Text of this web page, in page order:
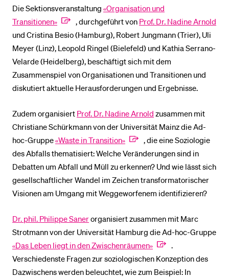
Die Sektionsveranstaltung «Organisation und
Transitionen»
, durchgeführt von Prof. Dr. Nadine Arnold
und Cristina Besio (Hamburg), Robert Jungmann (Trier), Uli
Meyer (Linz), Leopold Ringel (Bielefeld) und Kathia Serrano-
Velarde (Heidelberg), beschäftigt sich mit dem
Zusammenspiel von Organisationen und Transitionen und
diskutiert aktuelle Herausforderungen und Ergebnisse.
Zudem organisiert Prof. Dr. Nadine Arnold zusammen mit
Christiane Schürkmann von der Universität Mainz die Ad-
hoc-Gruppe«Waste in Transition»
, die eine Soziologie
des Abfalls thematisiert: Welche Veränderungen sind in
Debatten um Abfall und Müll zu erkennen? Und wie lässt sich
gesellschaftlicher Wandel im Zeichen transformatorischer
Visionen am Umgang mit Weggeworfenem identifizieren?
Dr. phil. Philippe Sanerorganisiert zusammen mit Marc
Strotmann von der Universität Hamburg die Ad-hoc-Gruppe
«Das Leben liegt in den Zwischenräumen»
.
Verschiedenste Fragen zur soziologischen Konzeption des
Dazwischens werden beleuchtet, wie zum Beispiel: In